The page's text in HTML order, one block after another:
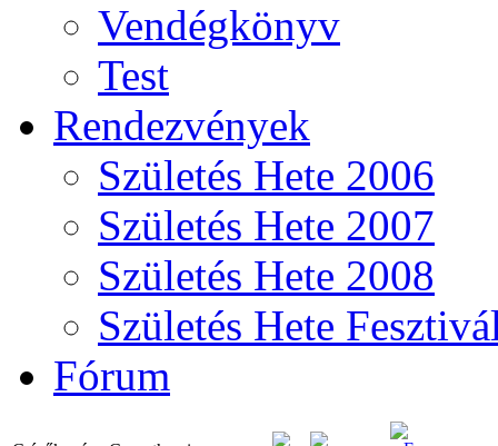
Vendégkönyv
Test
Rendezvények
Születés Hete 2006
Születés Hete 2007
Születés Hete 2008
Születés Hete
Fórum